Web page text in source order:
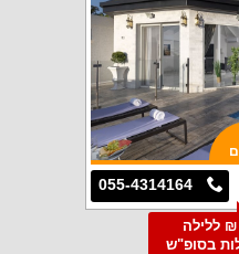
055-4314164
החל מ4500 ₪ ללילה
2 לילות בסופ"ש